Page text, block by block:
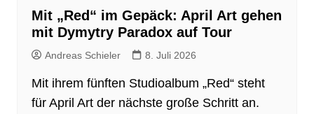
Mit „Red“ im Gepäck: April Art gehen
mit Dymytry Paradox auf Tour
Andreas Schieler 8. Juli 2026
Mit ihrem fünften Studioalbum „Red“ steht
für April Art der nächste große Schritt an.